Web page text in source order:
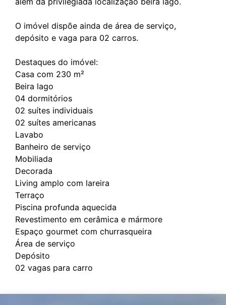
O imóvel dispõe ainda de área de serviço,
depósito e vaga para 02 carros.
Destaques do imóvel:
Casa com 230 m²
Beira lago
04 dormitórios
02 suítes individuais
02 suítes americanas
Lavabo
Banheiro de serviço
Mobiliada
Decorada
Living amplo com lareira
Terraço
Piscina profunda aquecida
Revestimento em cerâmica e mármore
Espaço gourmet com churrasqueira
Área de serviço
Depósito